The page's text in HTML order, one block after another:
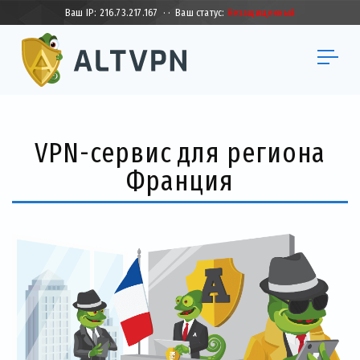
Ваш IP: 216.73.217.167 · · Ваш статус: Незащищенный
VPN-сервис для региона
Франция